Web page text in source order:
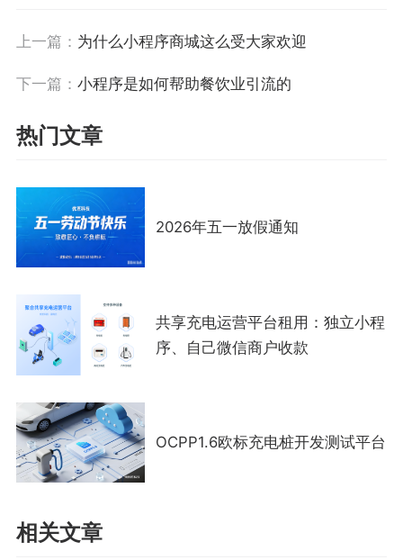
上一篇： 为什么小程序商城这么受大家欢迎
下一篇： 小程序是如何帮助餐饮业引流的
热门文章
2026年五一放假通知
共享充电运营平台租用：独立小程
序、自己微信商户收款
OCPP1.6欧标充电桩开发测试平台
相关文章